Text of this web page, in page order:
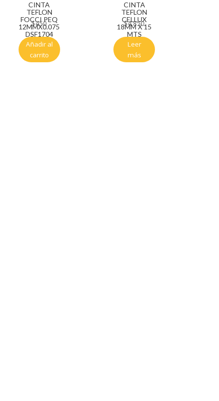
CINTA
TEFLON
FOCCI PEQ
12MMX0.075
DSF1704
$450
Añadir al
carrito
CINTA
TEFLON
CELLUX
18MM X 15
MTS
$4.850
Leer
más